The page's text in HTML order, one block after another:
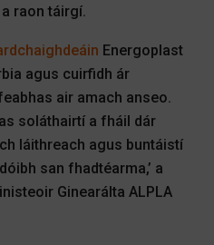
raon táirgí.
Energoplast
agus cuirfidh ár
air amach anseo.
soláthairtí a fháil dár
láithreach agus buntáistí
san fhadtéarma,’ a
Ginearálta ALPLA